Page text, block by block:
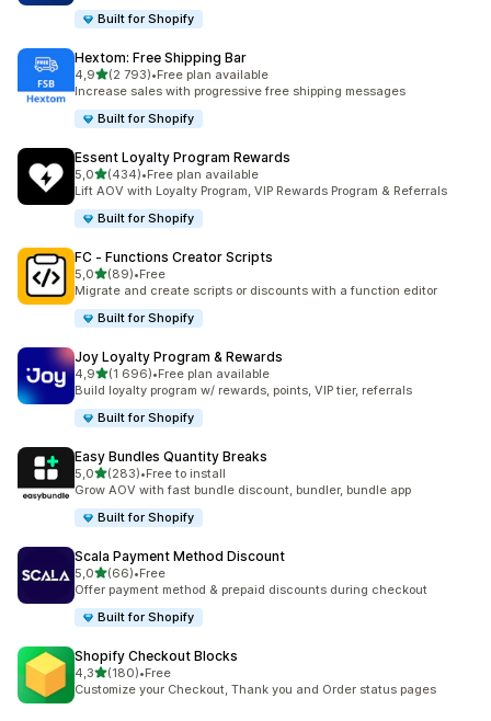
Built for Shopify
Hextom: Free Shipping Bar
4,9av 5 stjerner
(2 793)
Totalt 2793 omtaler
•Free plan available
Increase sales with progressive free shipping messages
Built for Shopify
Essent Loyalty Program Rewards
5,0av 5 stjerner
(434)
Totalt 434 omtaler
•Free plan available
Lift AOV with Loyalty Program, VIP Rewards Program & Referrals
Built for Shopify
FC ‑ Functions Creator Scripts
5,0av 5 stjerner
(89)
Totalt 89 omtaler
•Free
Migrate and create scripts or discounts with a function editor
Built for Shopify
Joy Loyalty Program & Rewards
4,9av 5 stjerner
(1 696)
Totalt 1696 omtaler
•Free plan available
Build loyalty program w/ rewards, points, VIP tier, referrals
Built for Shopify
Easy Bundles Quantity Breaks
5,0av 5 stjerner
(283)
Totalt 283 omtaler
•Free to install
Grow AOV with fast bundle discount, bundler, bundle app
Built for Shopify
Scala Payment Method Discount
5,0av 5 stjerner
(66)
Totalt 66 omtaler
•Free
Offer payment method & prepaid discounts during checkout
Built for Shopify
Shopify Checkout Blocks
4,3av 5 stjerner
(180)
Totalt 180 omtaler
•Free
Customize your Checkout, Thank you and Order status pages